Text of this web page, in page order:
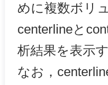
めに複数ボリ
centerlineと
析結果を表示
なお，